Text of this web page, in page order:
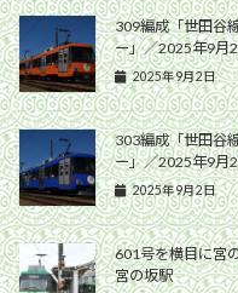
309編成「世田谷
ー」／2025年9月
2025年9月2日
303編成「世田谷
ー」／2025年9月
2025年9月2日
601号を横目に宮
宮の坂駅